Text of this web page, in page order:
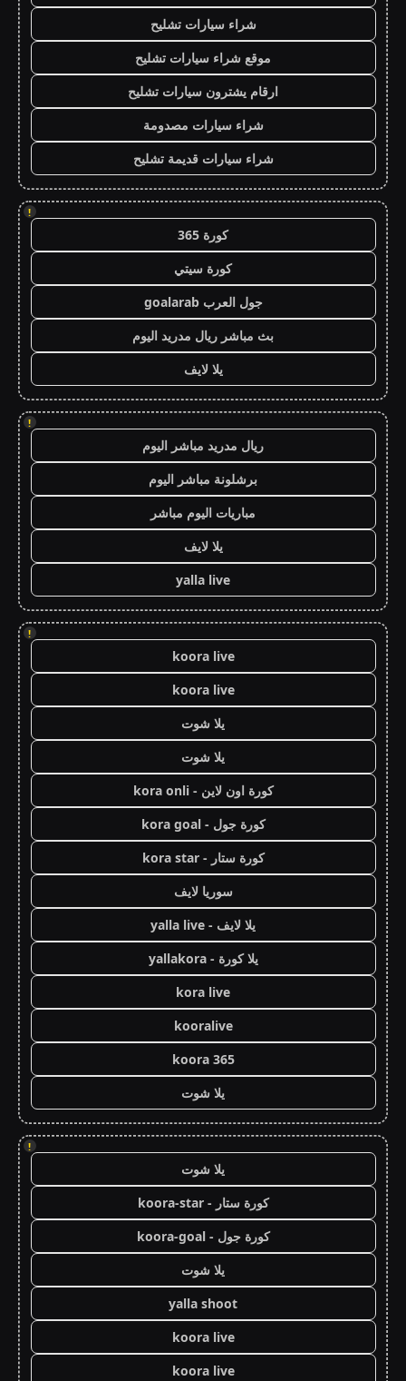
شراء سيارات تشليح
موقع شراء سيارات تشليح
ارقام يشترون سيارات تشليح
شراء سيارات مصدومة
شراء سيارات قديمة تشليح
!
كورة 365
كورة سيتي
جول العرب goalarab
بث مباشر ريال مدريد اليوم
يلا لايف
!
ريال مدريد مباشر اليوم
برشلونة مباشر اليوم
مباريات اليوم مباشر
يلا لايف
yalla live
!
koora live
koora live
يلا شوت
يلا شوت
كورة اون لاين - kora onli
كورة جول - kora goal
كورة ستار - kora star
سوريا لايف
يلا لايف - yalla live
يلا كورة - yallakora
kora live
kooralive
koora 365
يلا شوت
!
يلا شوت
كورة ستار - koora-star
كورة جول - koora-goal
يلا شوت
yalla shoot
koora live
koora live